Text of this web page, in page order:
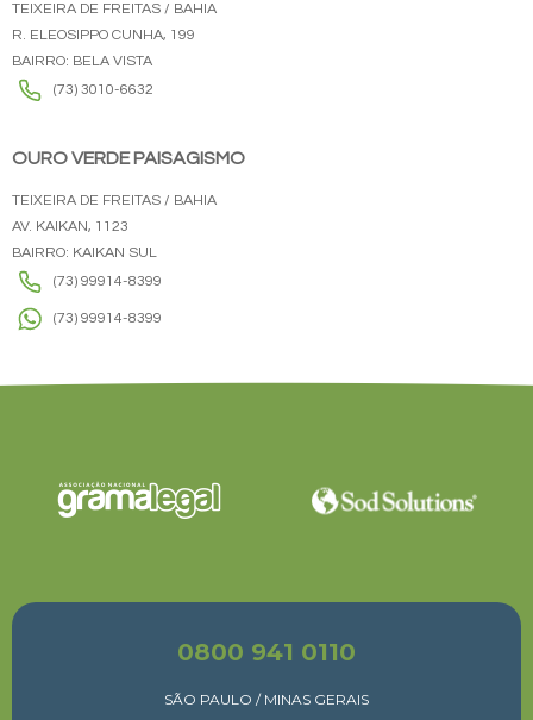
TEIXEIRA DE FREITAS / BAHIA
R. ELEOSIPPO CUNHA, 199
BAIRRO: BELA VISTA
(73) 3010-6632
OURO VERDE PAISAGISMO
TEIXEIRA DE FREITAS / BAHIA
AV. KAIKAN, 1123
BAIRRO: KAIKAN SUL
(73) 99914-8399
(73) 99914-8399
0800 941 0110
SÃO PAULO / MINAS GERAIS